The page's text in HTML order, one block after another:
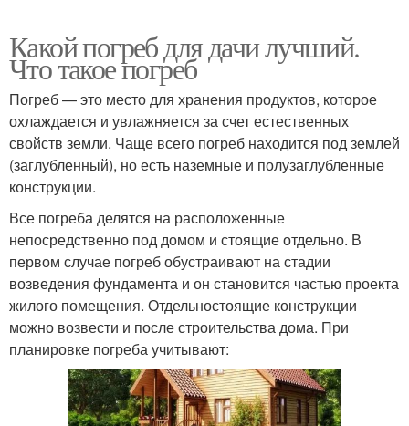
Какой погреб для дачи лучший.
Что такое погреб
Погреб — это место для хранения продуктов, которое
охлаждается и увлажняется за счет естественных
свойств земли. Чаще всего погреб находится под землей
(заглубленный), но есть наземные и полузаглубленные
конструкции.
Все погреба делятся на расположенные
непосредственно под домом и стоящие отдельно. В
первом случае погреб обустраивают на стадии
возведения фундамента и он становится частью проекта
жилого помещения. Отдельностоящие конструкции
можно возвести и после строительства дома. При
планировке погреба учитывают: